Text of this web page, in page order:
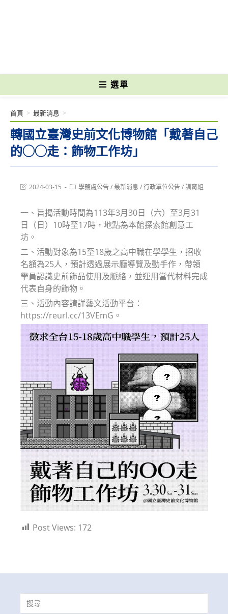
選單
轉國立臺灣史前文化博物館「戴著自己
的◯◯走：飾物工作坊」
首頁 > 最新消息 >
Post2024-03-15
Post學務處公告/最新消息 /行政單位公告/訓育組
一、旨揭活動時間為113年3月30日（六）至3月31
日（日）10時至17時，地點為本館探索館創意工
坊。
二、活動對象為15至18歲之高中職在學學生，招收
名額為25人，預計透過展示廳導覽及動手作，帶領
學員認識史前飾品使用及脈絡，並運用當代材料完成
代表自身的飾物。
三、活動內容請詳藝文活動平台：
https://reurl.cc/13VEmG。
Post Views: 172
Search
for: